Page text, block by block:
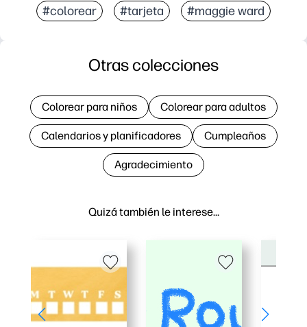
#colorear #tarjeta #maggie ward
Quizá también le interese…
Otras colecciones
Colorear para niños Colorear para adultos
Calendarios y planificadores Cumpleaños
Agradecimiento